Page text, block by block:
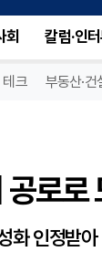
회 칼럼·인
테크 부동산·건
로로
화 인정받아